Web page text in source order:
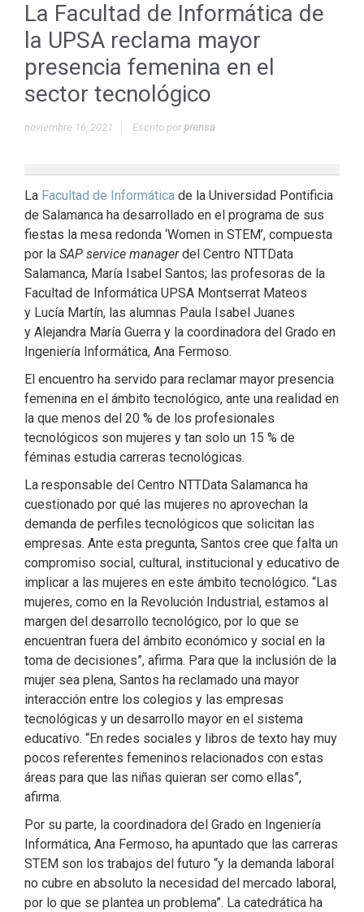
La Facultad de Informática de
la UPSA reclama mayor
presencia femenina en el
sector tecnológico
noviembre 16, 2021 Escrito porprensa
La Facultad de Informática de la Universidad Pontificia
de Salamanca ha desarrollado en el programa de sus
fiestas la mesa redonda ‘Women in STEM’, compuesta
por la SAP service managerdel Centro NTTData
Salamanca, María Isabel Santos; las profesoras de la
Facultad de Informática UPSA Montserrat Mateos
y Lucía Martín, las alumnas Paula Isabel Juanes
y Alejandra María Guerra y la coordinadora del Grado en
Ingeniería Informática, Ana Fermoso.
El encuentro ha servido para reclamar mayor presencia
femenina en el ámbito tecnológico, ante una realidad en
la que menos del 20 % de los profesionales
tecnológicos son mujeres y tan solo un 15 % de
féminas estudia carreras tecnológicas.
La responsable del Centro NTTData Salamanca ha
cuestionado por qué las mujeres no aprovechan la
demanda de perfiles tecnológicos que solicitan las
empresas. Ante esta pregunta, Santos cree que falta un
compromiso social, cultural, institucional y educativo de
implicar a las mujeres en este ámbito tecnológico. “Las
mujeres, como en la Revolución Industrial, estamos al
margen del desarrollo tecnológico, por lo que se
encuentran fuera del ámbito económico y social en la
toma de decisiones”, afirma. Para que la inclusión de la
mujer sea plena, Santos ha reclamado una mayor
interacción entre los colegios y las empresas
tecnológicas y un desarrollo mayor en el sistema
educativo. “En redes sociales y libros de texto hay muy
pocos referentes femeninos relacionados con estas
áreas para que las niñas quieran ser como ellas”,
afirma.
Por su parte, la coordinadora del Grado en Ingeniería
Informática, Ana Fermoso, ha apuntado que las carreras
STEM son los trabajos del futuro “y la demanda laboral
no cubre en absoluto la necesidad del mercado laboral,
por lo que se plantea un problema”. La catedrática ha